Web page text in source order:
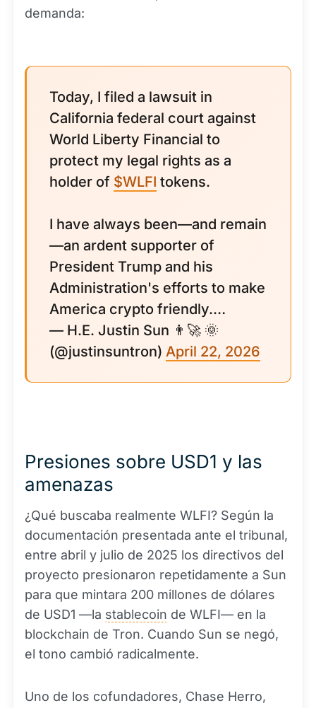
demanda:
Today, I filed a lawsuit in
California federal court against
World Liberty Financial to
protect my legal rights as a
holder of $WLFI tokens.
I have always been—and remain
—an ardent supporter of
President Trump and his
Administration's efforts to make
America crypto friendly.…
— H.E. Justin Sun 👨‍🚀 🌞
(@justinsuntron) April 22, 2026
Presiones sobre USD1 y las
amenazas
¿Qué buscaba realmente WLFI? Según la
documentación presentada ante el tribunal,
entre abril y julio de 2025 los directivos del
proyecto presionaron repetidamente a Sun
para que mintara 200 millones de dólares
de USD1 —la stablecoin de WLFI— en la
blockchain de Tron. Cuando Sun se negó,
el tono cambió radicalmente.
Uno de los cofundadores, Chase Herro,